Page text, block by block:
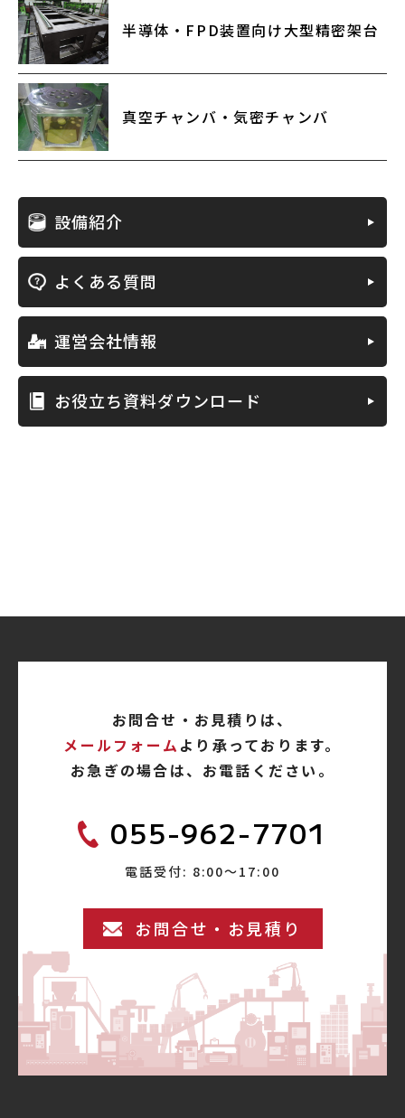
半導体・FPD装置向け大型精密架台
真空チャンバ・気密チャンバ
設備紹介
よくある質問
運営会社情報
お役立ち資料ダウンロード
お問合せ・お見積りは、
メールフォーム より承っております。
お急ぎの場合は、お電話ください。
055-962-7701
電話受付: 8:00〜17:00
お問合せ・お見積り